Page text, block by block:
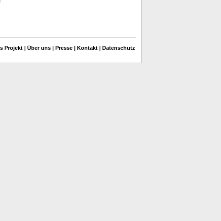
Projekt | Über uns | Presse | Kontakt | Datenschutz